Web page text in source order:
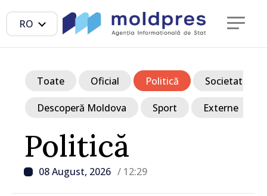
RO
Politică
08 August, 2026 / 12:29
Toate Oficial Politică Societate
Descoperă Moldova Sport Externe